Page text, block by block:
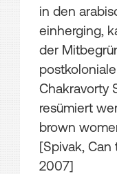
in den
einherging,
der
Chakravorty
resümiert
brown
[Spivak,
2007]